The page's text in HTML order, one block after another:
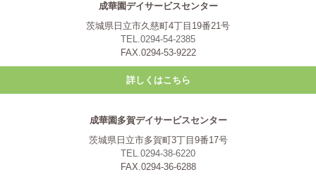
成華園デイサービスセンター
茨城県日立市久慈町4丁目19番21号
TEL.0294-54-2385
FAX.0294-53-9222
詳しくはこちら
成華園多賀デイサービスセンター
茨城県日立市多賀町3丁目9番17号
TEL.0294-38-6220
FAX.0294-36-6288